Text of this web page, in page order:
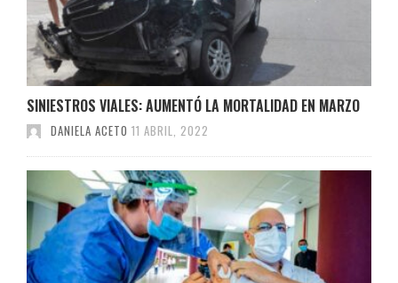
SINIESTROS VIALES: AUMENTÓ LA MORTALIDAD EN MARZO
DANIELA ACETO 11 ABRIL, 2022